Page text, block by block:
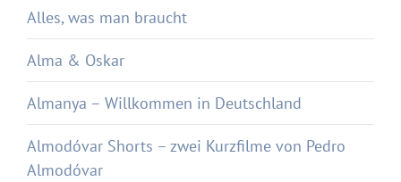
Alles, was man braucht
Alma & Oskar
Almanya – Willkommen in Deutschland
Almodóvar Shorts – zwei Kurzfilme von Pedro
Almodóvar